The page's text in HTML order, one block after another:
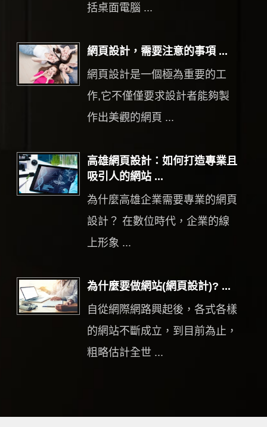
括桌面電腦 ...
網頁設計，需要注意的事項 ...
網頁設計是一個極為重要的工
作,它不僅僅要求設計者能夠製
作出美觀的網頁 ...
高雄網頁設計：如何打造專業且
吸引人的網站 ...
為什麼高雄企業需要專業的網頁
設計？ 在數位時代，企業的線
上形象 ...
為什麼要做網站(網頁設計)? ...
自從網際網路興起後，各式各樣
的網站不斷成立，到目前為止，
粗略估計全世 ...